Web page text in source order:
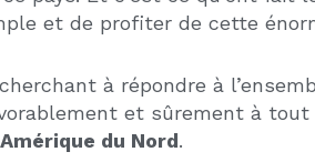
de la gestion de l’épargne
partout où elle